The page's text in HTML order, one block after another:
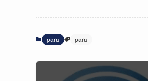
para para